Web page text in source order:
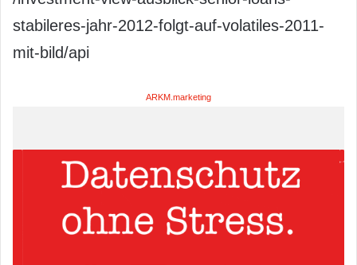
stabileres-jahr-2012-folgt-auf-volatiles-2011-
mit-bild/api
ARKM.marketing